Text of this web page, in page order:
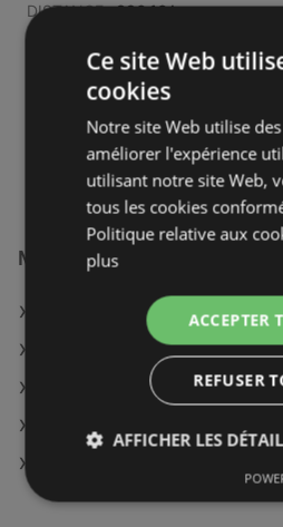
DISTANCE: 896,16 km
Ouvert maintenant
Lundi - Vendredi
14:00-
Samedi
09:00-
Magasins LAPEYRE à :
LAPEYRE à Orléans
LAPEYRE à Avranches
LAPEYRE à Nîmes
LAPEYRE à Boulogne-
Ce site Web
cookies
Notre site Web utilise
améliorer l'expérience
utilisant notre site Web,
tous les cookies
Politique relative aux
plus
ACCEPTER
REFUSER
AFFICHER LES